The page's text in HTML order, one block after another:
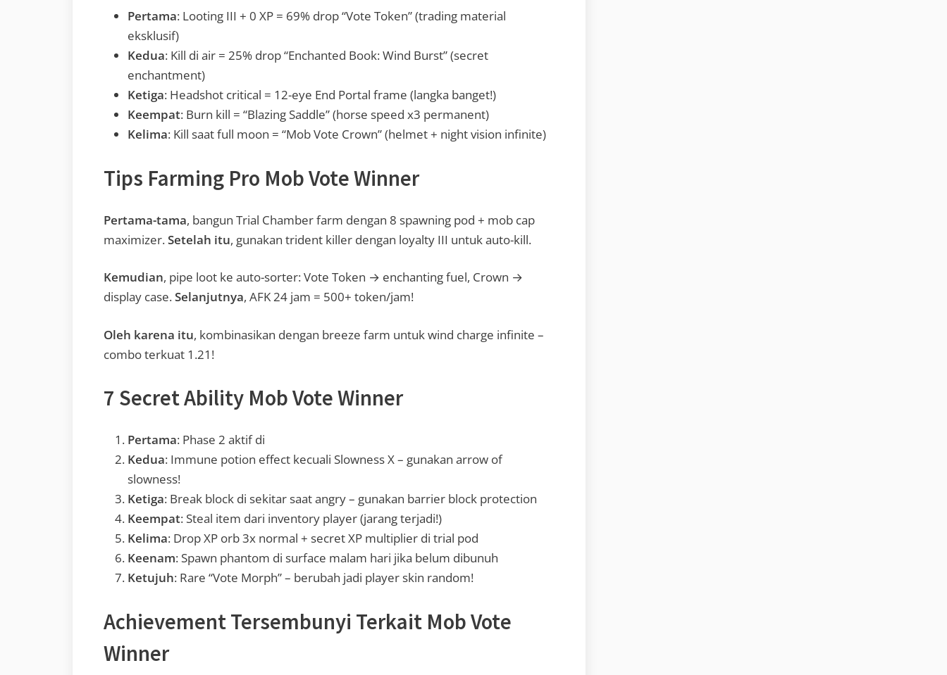
Pertama: Looting III + 0 XP = 69% drop “Vote Token” (trading material
eksklusif)
Kedua: Kill di air = 25% drop “Enchanted Book: Wind Burst” (secret
enchantment)
Ketiga: Headshot critical = 12-eye End Portal frame (langka banget!)
Keempat: Burn kill = “Blazing Saddle” (horse speed x3 permanent)
Kelima: Kill saat full moon = “Mob Vote Crown” (helmet + night vision infinite)
Tips Farming Pro Mob Vote Winner
Pertama-tama, bangun Trial Chamber farm dengan 8 spawning pod + mob cap
maximizer.Setelah itu, gunakan trident killer dengan loyalty III untuk auto-kill.
Kemudian, pipe loot ke auto-sorter: Vote Token → enchanting fuel, Crown →
display case.Selanjutnya, AFK 24 jam = 500+ token/jam!
Oleh karena itu, kombinasikan dengan breeze farm untuk wind charge infinite –
combo terkuat 1.21!
7 Secret Ability Mob Vote Winner
Pertama: Phase 2 aktif di
Kedua: Immune potion effect kecuali Slowness X – gunakan arrow of
slowness!
Ketiga: Break block di sekitar saat angry – gunakan barrier block protection
Keempat: Steal item dari inventory player (jarang terjadi!)
Kelima: Drop XP orb 3x normal + secret XP multiplier di trial pod
Keenam: Spawn phantom di surface malam hari jika belum dibunuh
Ketujuh: Rare “Vote Morph” – berubah jadi player skin random!
Achievement Tersembunyi Terkait Mob Vote
Winner